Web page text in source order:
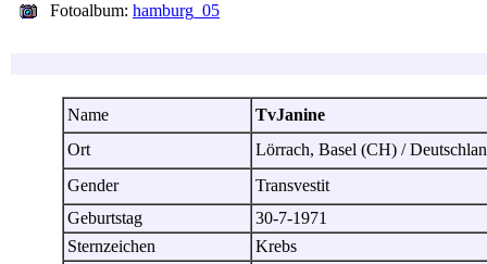
Fotoalbum: hamburg_05
Name
TvJanine
Ort
Lörrach, Basel (CH) /
Gender
Transvestit
Geburtstag
30-7-1971
Sternzeichen
Krebs